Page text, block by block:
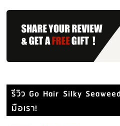
รีวิว Go Hair Silky
มือเรา!